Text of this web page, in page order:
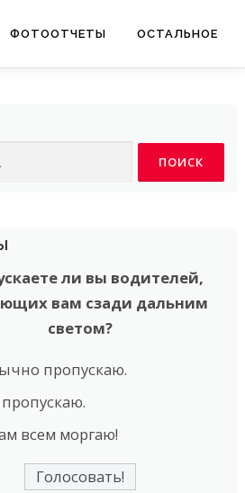
ФОТООТЧЕТЫ ОСТАЛЬНОЕ
ли вы водителей,
вам сзади дальним
светом?
пропускаю.
всем моргаю!